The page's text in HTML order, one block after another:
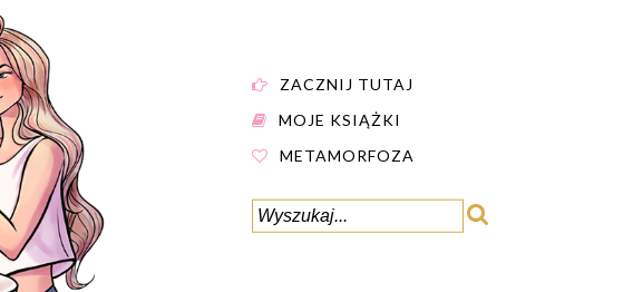
ZACZNIJ TUTAJ
MOJE KSIĄŻKI
METAMORFOZA